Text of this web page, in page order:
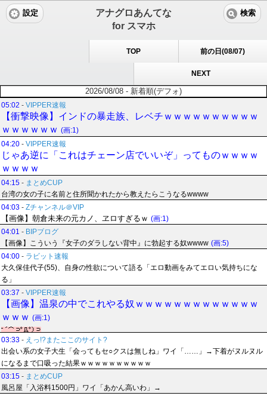
アナグロあんてな
for スマホ
設定 検索
TOP 前の日(08/07)
NEXT
2026/08/08 - 新着順(デフォ)
05:02 - VIPPER速報
【衝撃映像】インドの暴走族、レベチｗｗｗｗｗｗｗｗｗｗ
ｗｗｗｗｗｗ (画:1)
04:20 - VIPPER速報
じゃあ逆に「これはチェーン店でいいぞ」ってものｗｗｗｗ
ｗｗｗｗ
04:15 - まとめCUP
台湾の女の子に名前と住所聞かれたから教えたらこうなるwwww
04:03 - Zチャンネル＠VIP
【画像】朝倉未来の元カノ、ヱロすぎるｗ (画:1)
04:01 - BIPブログ
【画像】こういう『女子のダラしない背中』に勃起する奴wwww (画:5)
04:00 - ラビット速報
大久保佳代子(55)、自身の性欲について語る「エロ動画をみてエロい気持ちにな
る」
03:37 - VIPPER速報
【画像】温泉の中でこれやる奴ｗｗｗｗｗｗｗｗｗｗｗｗｗ
ｗｗｗ (画:1)
03:33 - えっ!?またここのサイト?
出会い系の女子大生「会ってもセ○クスは無しね」ワイ「……」→下着がヌルヌル
になるまで口吸った結果ｗｗｗｗｗｗｗｗｗｗ
03:15 - まとめCUP
風呂屋「入浴料1500円」ワイ「あかん高いわ」→